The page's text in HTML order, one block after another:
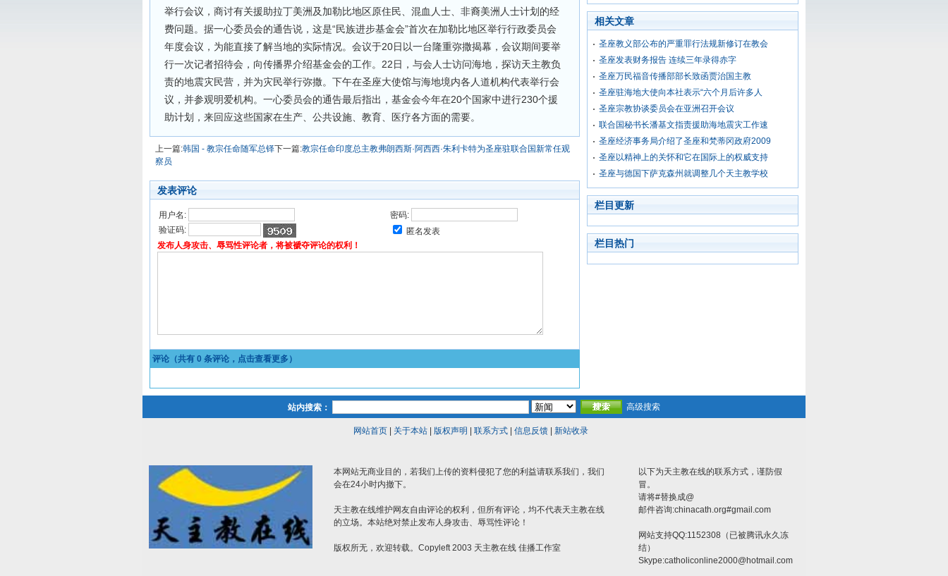
举行会议，商讨有关援助拉丁美洲及加勒比地区原住民、混血人士、非裔美洲人士计划的经
费问题。据一心委员会的通告说，这是“民族进步基金会”首次在加勒比地区举行行政委员会
年度会议，为能直接了解当地的实际情况。会议于20日以一台隆重弥撒揭幕，会议期间要举
行一次记者招待会，向传播界介绍基金会的工作。22日，与会人士访问海地，探访天主教负
责的地震灾民营，并为灾民举行弥撒。下午在圣座大使馆与海地境内各人道机构代表举行会
议，并参观明爱机构。一心委员会的通告最后指出，基金会今年在20个国家中进行230个援
助计划，来回应这些国家在生产、公共设施、教育、医疗各方面的需要。
上一篇:韩国 - 教宗任命随军总铎下一篇:教宗任命印度总主教弗朗西斯·阿西西·朱利卡特为圣座驻联合国新常任观
察员
发表评论
用户名:
密码:
验证码:
匿名发表
发布人身攻击、辱骂性评论者，将被褫夺评论的权利！
评论（共有 0 条评论，点击查看更多）
相关文章
圣座教义部公布的严重罪行法规新修订在教会
圣座发表财务报告 连续三年录得赤字
圣座万民福音传播部部长致函贾治国主教
圣座驻海地大使向本社表示“六个月后许多人
圣座宗教协谈委员会在亚洲召开会议
联合国秘书长潘基文指责援助海地震灾工作速
圣座经济事务局介绍了圣座和梵蒂冈政府2009
圣座以精神上的关怀和它在国际上的权威支持
圣座与德国下萨克森州就调整几个天主教学校
栏目更新
栏目热门
站内搜索： 高级搜索
网站首页| 关于本站| 版权声明 联系方式| 信息反馈| 新站收录
本网站无商业目的，若我们上传的资料侵犯了您的利益请联系我们，我们
会在24小时内撤下。
天主教在线维护网友自由评论的权利，但所有评论，均不代表天主教在线
的立场。本站绝对禁止发布人身攻击、辱骂性评论！
版权所无，欢迎转载。Copyleft 2003 天主教在线 佳播工作室
以下为天主教在线的联系方式，谨防假
冒。
请将#替换成@
邮件咨询:chinacath.org#gmail.com
网站支持QQ:1152308（已被腾讯永久冻
结）
Skype:catholiconline2000@hotmail.com